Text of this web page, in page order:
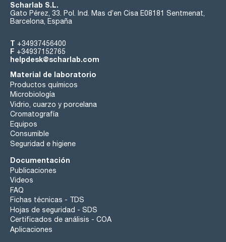
Scharlab S.L.
Gato Pérez, 33. Pol. Ind. Mas d’en Cisa E08181 Sentmenat,
Barcelona, España
T +34937456400
F +34937152765
helpdesk@scharlab.com
Material de laboratorio
Productos químicos
Microbiología
Vidrio, cuarzo y porcelana
Cromatografía
Equipos
Consumible
Seguridad e higiene
Documentación
Publicaciones
Videos
FAQ
Fichas técnicas - TDS
Hojas de seguridad - SDS
Certificados de análisis - COA
Aplicaciones